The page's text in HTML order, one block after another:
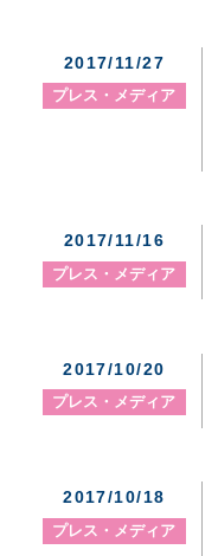
2017/11/27
プレス・メディア
2017/11/16
プレス・メディア
2017/10/20
プレス・メディア
2017/10/18
プレス・メディア